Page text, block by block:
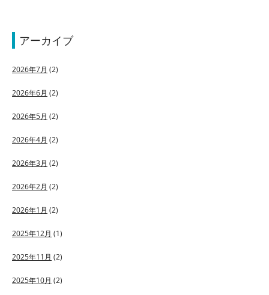
アーカイブ
2026年7月 (2)
2026年6月 (2)
2026年5月 (2)
2026年4月 (2)
2026年3月 (2)
2026年2月 (2)
2026年1月 (2)
2025年12月 (1)
2025年11月 (2)
2025年10月 (2)